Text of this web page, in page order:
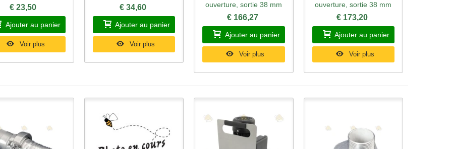
€ 23,50
Ajouter au panier
Voir plus
€ 34,60
Ajouter au panier
Voir plus
ouverture, sortie 38 mm
€ 166,27
Ajouter au panier
Voir plus
ouverture, sortie 38 mm
€ 173,20
Ajouter au panier
Voir plus